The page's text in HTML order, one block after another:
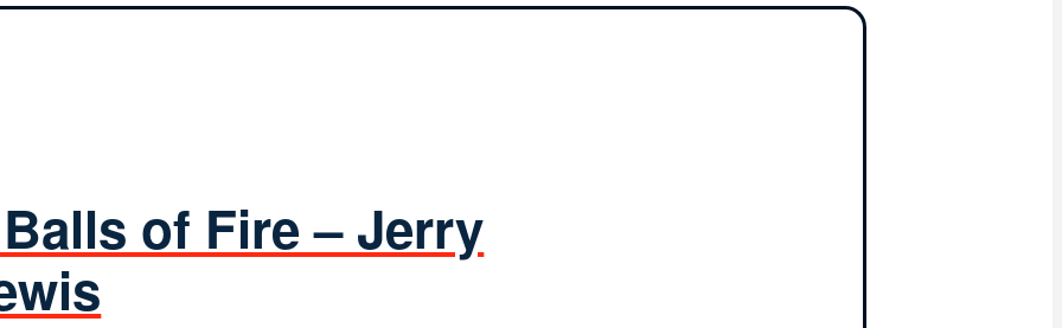
of Fire – Jerry